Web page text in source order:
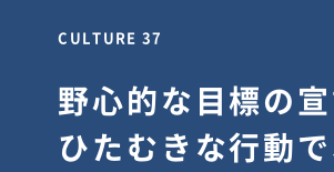
CULTURE 37
野心的な目標の
ひたむきな行動